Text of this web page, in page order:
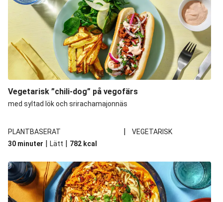
Vegetarisk ”chili-dog” på vegofärs
med syltad lök och srirachamajonnäs
PLANTBASERAT |
VEGETARISK
30 minuter | Lätt | 782 kcal